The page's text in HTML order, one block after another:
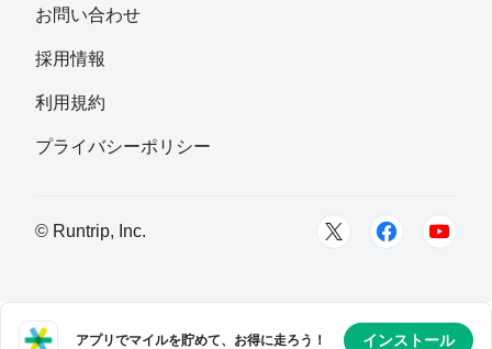
お問い合わせ
採用情報
利用規約
プライバシーポリシー
© Runtrip, Inc.
アプリでマイルを貯めて、お得に走ろう！ インストール